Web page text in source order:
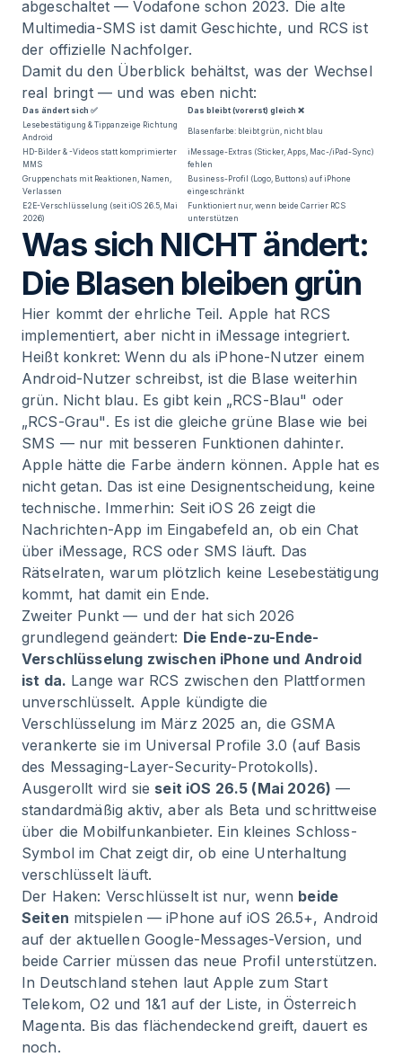
abgeschaltet — Vodafone schon 2023. Die alte
Multimedia-SMS ist damit Geschichte, und RCS ist
der offizielle Nachfolger.
Damit du den Überblick behältst, was der Wechsel
real bringt — und was eben nicht:
Das ändert sich ✅
Das bleibt (vorerst) gleich ❌
Lesebestätigung & Tippanzeige Richtung
Android
Blasenfarbe: bleibt grün, nicht blau
HD-Bilder & -Videos statt komprimierter
MMS
iMessage-Extras (Sticker, Apps, Mac-/iPad-Sync)
fehlen
Gruppenchats mit Reaktionen, Namen,
Verlassen
Business-Profil (Logo, Buttons) auf iPhone
eingeschränkt
E2E-Verschlüsselung (seit iOS 26.5, Mai
2026)
Funktioniert nur, wenn beide Carrier RCS
unterstützen
Was sich NICHT ändert:
Die Blasen bleiben grün
Hier kommt der ehrliche Teil. Apple hat RCS
implementiert, aber nicht in iMessage integriert.
Heißt konkret: Wenn du als iPhone-Nutzer einem
Android-Nutzer schreibst, ist die Blase weiterhin
grün. Nicht blau. Es gibt kein „RCS-Blau" oder
„RCS-Grau". Es ist die gleiche grüne Blase wie bei
SMS — nur mit besseren Funktionen dahinter.
Apple hätte die Farbe ändern können. Apple hat es
nicht getan. Das ist eine Designentscheidung, keine
technische. Immerhin: Seit iOS 26 zeigt die
Nachrichten-App im Eingabefeld an, ob ein Chat
über iMessage, RCS oder SMS läuft. Das
Rätselraten, warum plötzlich keine Lesebestätigung
kommt, hat damit ein Ende.
Zweiter Punkt — und der hat sich 2026
grundlegend geändert: Die Ende-zu-Ende-
Verschlüsselung zwischen iPhone und Android
ist da. Lange war RCS zwischen den Plattformen
unverschlüsselt. Apple kündigte die
Verschlüsselung im März 2025 an, die GSMA
verankerte sie im Universal Profile 3.0 (auf Basis
des Messaging-Layer-Security-Protokolls).
Ausgerollt wird sie seit iOS 26.5 (Mai 2026) —
standardmäßig aktiv, aber als Beta und schrittweise
über die Mobilfunkanbieter. Ein kleines Schloss-
Symbol im Chat zeigt dir, ob eine Unterhaltung
verschlüsselt läuft.
Der Haken: Verschlüsselt ist nur, wenn beide
Seiten mitspielen — iPhone auf iOS 26.5+, Android
auf der aktuellen Google-Messages-Version, und
beide Carrier müssen das neue Profil unterstützen.
In Deutschland stehen laut Apple zum Start
Telekom, O2 und 1&1 auf der Liste, in Österreich
Magenta. Bis das flächendeckend greift, dauert es
noch.